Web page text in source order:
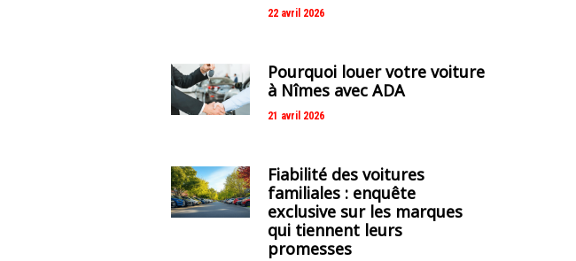
22 avril 2026
Pourquoi louer votre voiture
à Nîmes avec ADA
21 avril 2026
Fiabilité des voitures
familiales : enquête
exclusive sur les marques
qui tiennent leurs
promesses